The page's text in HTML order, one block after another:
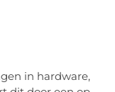
in hardware,